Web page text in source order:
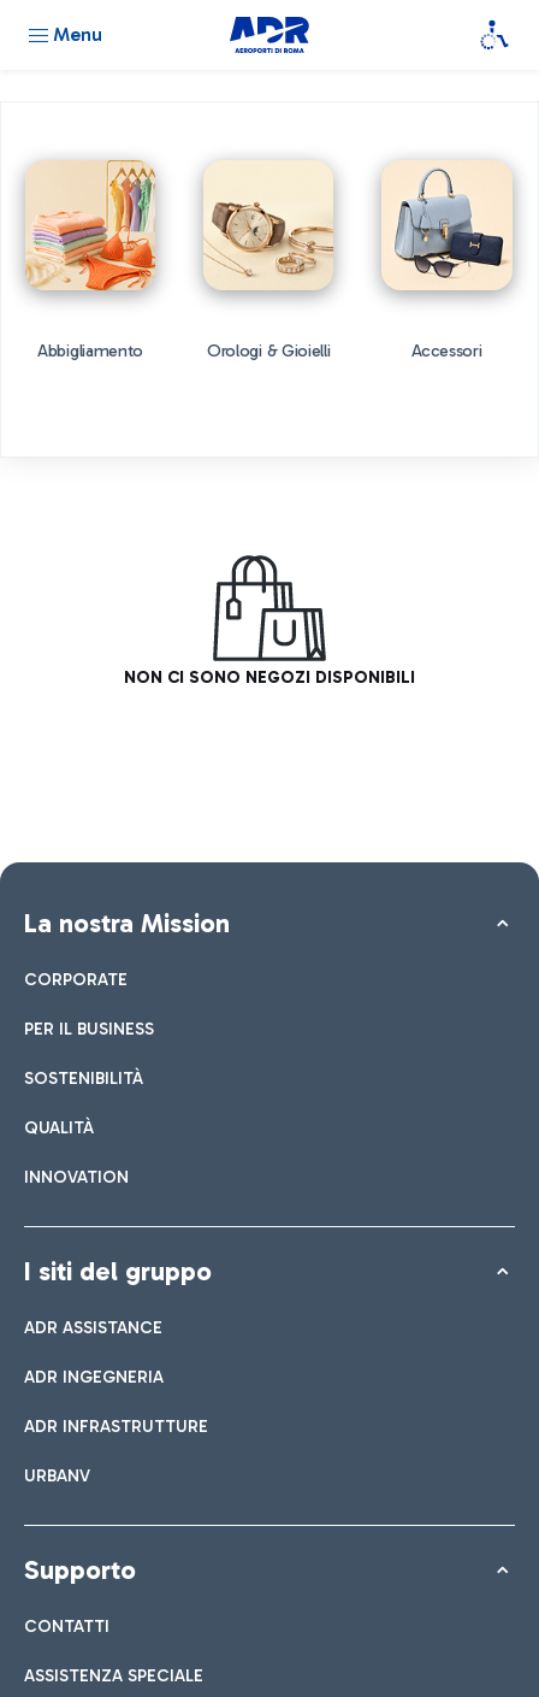
Menu
Abbigliamento Orologi & Gioielli Accessori
NON CI SONO NEGOZI DISPONIBILI
La nostra Mission
CORPORATE
PER IL BUSINESS
SOSTENIBILITÀ
QUALITÀ
INNOVATION
I siti del gruppo
ADR ASSISTANCE
ADR INGEGNERIA
ADR INFRASTRUTTURE
URBANV
Supporto
CONTATTI
ASSISTENZA SPECIALE